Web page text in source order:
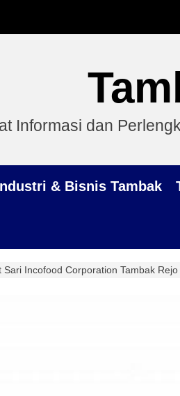
Informasi dan
& Bisnis Tambak
Sari Incofood Corporation Tambak Rejo